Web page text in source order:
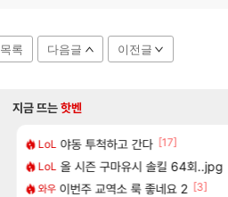
목록 다음글 이전글
지금 뜨는핫벤
LoL 야동 투척하고 간다 [17]
LoL 올 시즌 구마유시 솔킬 64회..jpg
와우 이번주 교역소 룩 좋네요 2 [3]
리싱크드 리싱크드 1.06 패치노트 (8/
여행 동해바다 추암해수욕장
애니클립 혹시 이 만화 아시는 분 계신